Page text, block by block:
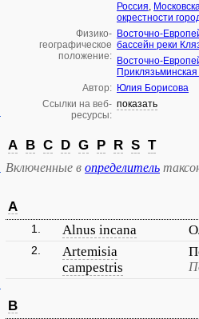
Россия,
окрестности
Физико-
географическое
положение:
Восточно-
бассейн реки
Восточно-
Автор: Юлия Борисова
Ссылки на веб-
ресурсы:
показать
A B C D G P R S T
Включенные в определитель
A
1. Alnus incana
2.
Artemisia
campestris
B